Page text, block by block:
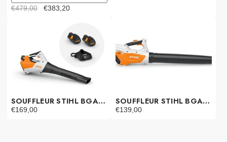
€479,00
Le
€479,00.
€383,20Le
est :
€383,20.
SOUFFLEUR STIHL BGA 30
€169,00
SOUFFLEUR STIHL BGA 45
€139,00